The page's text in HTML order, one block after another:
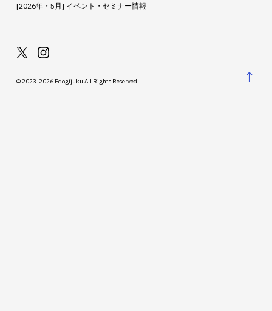
↑
[2026年・5月] イベント・セミナー情報
© 2023-2026 Edogijuku All Rights Reserved.